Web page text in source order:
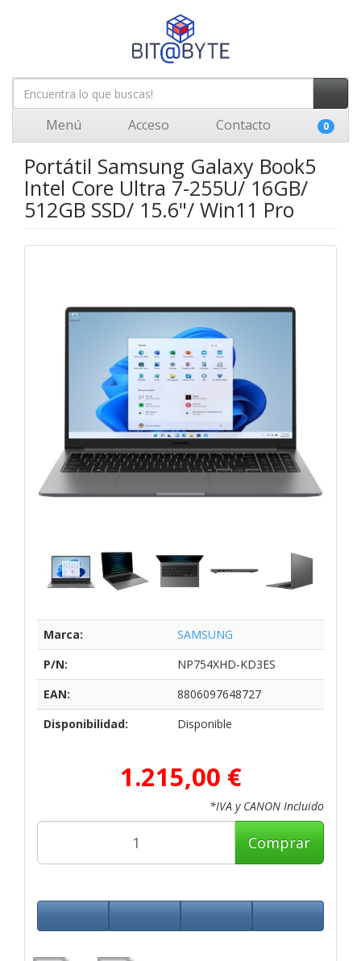
Menú Acceso Contacto 0
Portátil Samsung Galaxy Book5
Intel Core Ultra 7-255U/ 16GB/
512GB SSD/ 15.6"/ Win11 Pro
Marca:
SAMSUNG
P/N:
NP754XHD-KD3ES
EAN:
8806097648727
Disponibilidad:
Disponible
1.215,00 €
*IVA y CANON Incluido
Comprar